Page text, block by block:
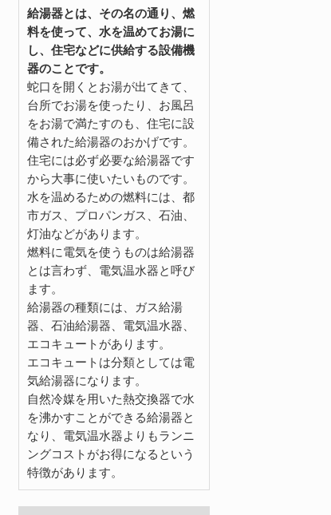
給湯器とは、その名の通り、燃
料を使って、水を温めてお湯に
し、住宅などに供給する設備機
器のことです。
蛇口を開くとお湯が出てきて、
台所でお湯を使ったり、お風呂
をお湯で満たすのも、住宅に設
備された給湯器のおかげです。
住宅には必ず必要な給湯器です
から大事に使いたいものです。
水を温めるための燃料には、都
市ガス、プロパンガス、石油、
灯油などがあります。
燃料に電気を使うものは給湯器
とは言わず、電気温水器と呼び
ます。
給湯器の種類には、ガス給湯
器、石油給湯器、電気温水器、
エコキュートがあります。
エコキュートは分類としては電
気給湯器になります。
自然冷媒を用いた熱交換器で水
を沸かすことができる給湯器と
なり、電気温水器よりもランニ
ングコストがお得になるという
特徴があります。